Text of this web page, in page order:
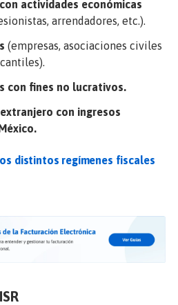
actividades económicas
arrendadores, etc.).
(empresas, asociaciones civiles
con fines no lucrativos.
con ingresos
distintos regímenes fiscales